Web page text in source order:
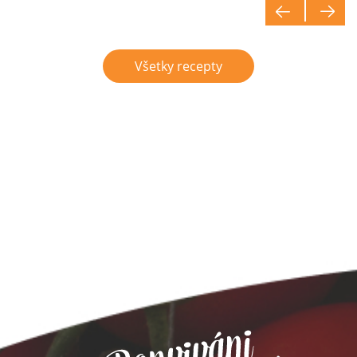
Všetky recepty